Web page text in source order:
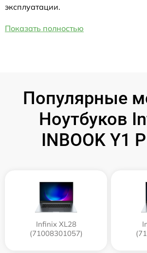
эксплуатации.
Показать полностью
Популярные
Ноутбуков
INBOOK Y1
Infinix XL28
(71008301057)